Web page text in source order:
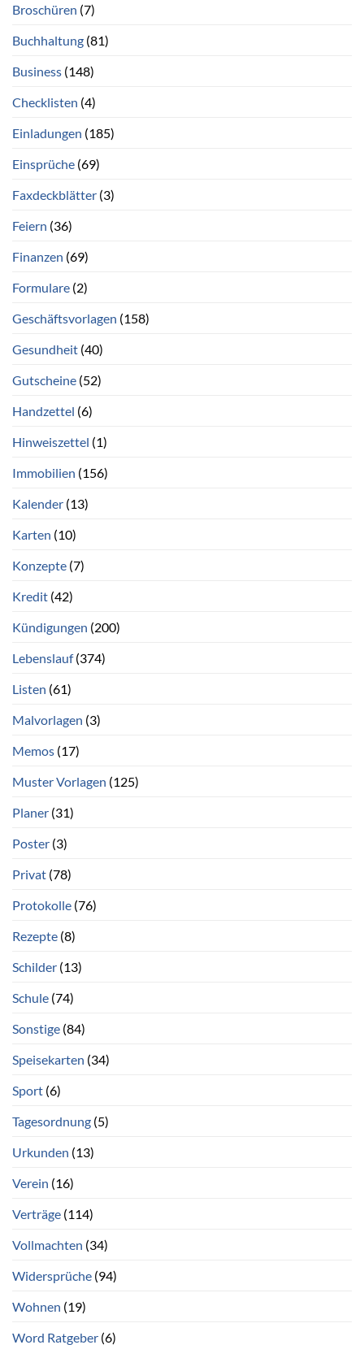
Broschüren (7)
Buchhaltung (81)
Business (148)
Checklisten (4)
Einladungen (185)
Einsprüche (69)
Faxdeckblätter (3)
Feiern (36)
Finanzen (69)
Formulare (2)
Geschäftsvorlagen (158)
Gesundheit (40)
Gutscheine (52)
Handzettel (6)
Hinweiszettel (1)
Immobilien (156)
Kalender (13)
Karten (10)
Konzepte (7)
Kredit (42)
Kündigungen (200)
Lebenslauf(374)
Listen (61)
Malvorlagen (3)
Memos (17)
Muster Vorlagen (125)
Planer (31)
Poster (3)
Privat (78)
Protokolle (76)
Rezepte (8)
Schilder (13)
Schule (74)
Sonstige (84)
Speisekarten (34)
Sport (6)
Tagesordnung (5)
Urkunden (13)
Verein (16)
Verträge (114)
Vollmachten (34)
Widersprüche (94)
Wohnen (19)
Word Ratgeber (6)